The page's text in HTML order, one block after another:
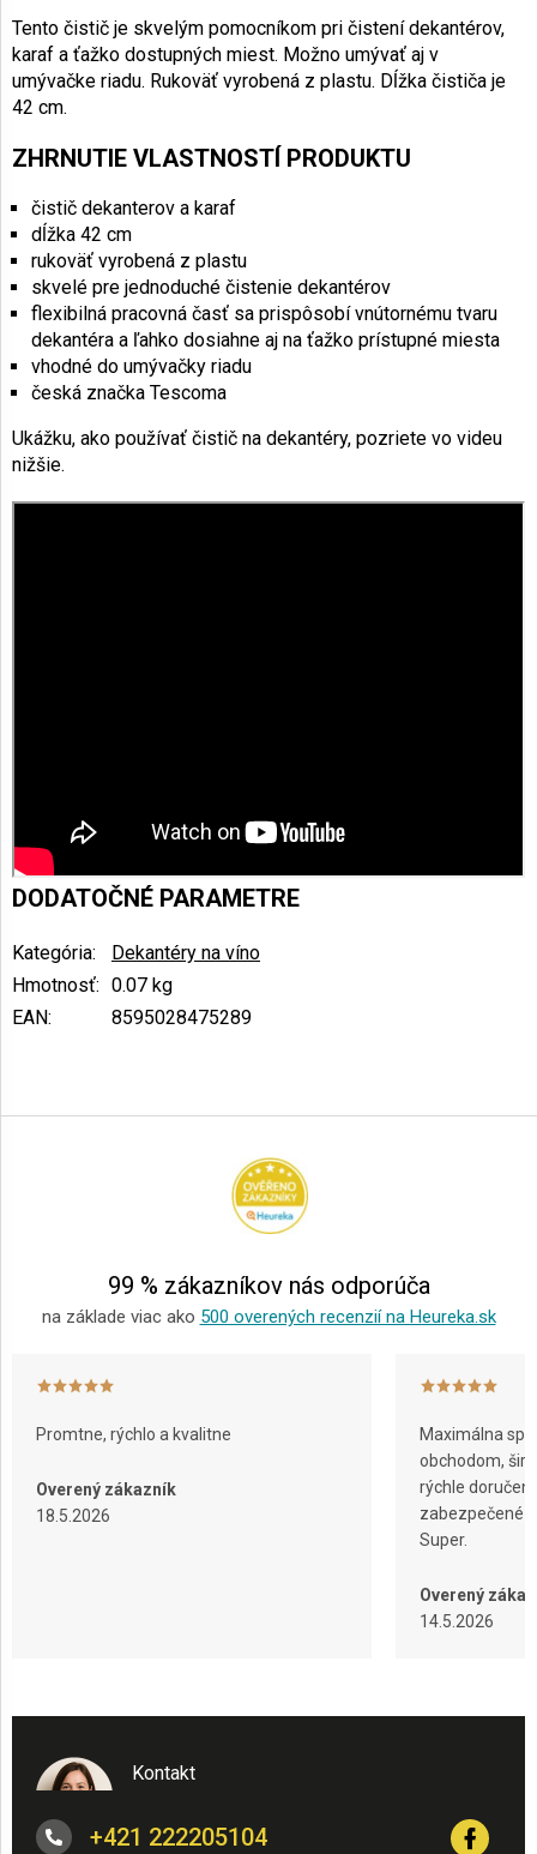
Tento čistič je skvelým pomocníkom pri čistení dekantérov,
karaf a ťažko dostupných miest. Možno umývať aj v
umývačke riadu. Rukoväť vyrobená z plastu. Dĺžka čističa je
42 cm.
ZHRNUTIE VLASTNOSTÍ PRODUKTU
čistič dekanterov a karaf
dĺžka 42 cm
rukoväť vyrobená z plastu
skvelé pre jednoduché čistenie dekantérov
flexibilná pracovná časť sa prispôsobí vnútornému tvaru
dekantéra a ľahko dosiahne aj na ťažko prístupné miesta
vhodné do umývačky riadu
česká značka Tescoma
Ukážku, ako používať čistič na dekantéry, pozriete vo videu
nižšie.
DODATOČNÉ PARAMETRE
Kategória:
Dekantéry na víno
Hmotnosť: 0.07 kg
EAN: 8595028475289
á
99 % zákazníkov nás odporúča
na základe viac ako 500 overených recenzií na Heureka.sk
Promtne, rýchlo a kvalitne
Overený zákazník
18.5.2026
Maximálna
obchodom,
rýchle
zabezpečené
Super.
Overený
14.5.2026
Kontakt
+421 222205104